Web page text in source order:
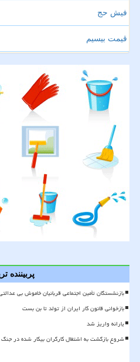
فیش حج
قیمت بیسیم
پربیننده
بازنشستگان تأمین اجتماعی قربانیان خاموش بی
بازخوانی قانون کار ایران از تولد تا بن بست
یارانه واریز شد
شروع بازگشت به اشتغال کارگران بیکار شده در